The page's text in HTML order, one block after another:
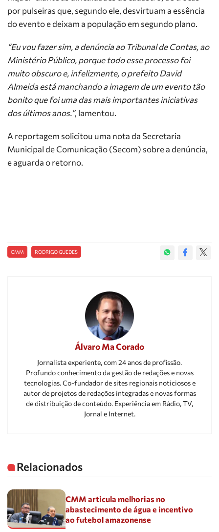
por pulseiras que, segundo ele, desvirtuam a essência
do evento e deixam a população em segundo plano.
“Eu vou fazer sim, a denúncia ao Tribunal de Contas, ao
Ministério Público, porque todo esse processo foi
muito obscuro e, infelizmente, o prefeito David
Almeida está manchando a imagem de um evento tão
bonito que foi uma das mais importantes iniciativas
dos últimos anos.”, lamentou.
A reportagem solicitou uma nota da Secretaria
Municipal de Comunicação (Secom) sobre a denúncia,
e aguarda o retorno.
CMM RODRIGO GUEDES
Álvaro Ma Corado
Jornalista experiente, com 24 anos de profissão.
Profundo conhecimento da gestão de redações e novas
tecnologias. Co-fundador de sites regionais noticiosos e
autor de projetos de redações integradas e novas formas
de distribuição de conteúdo. Experiência em Rádio, TV,
Jornal e Internet.
Relacionados
CMM articula melhorias no
abastecimento de água e incentivo
ao futebol amazonense